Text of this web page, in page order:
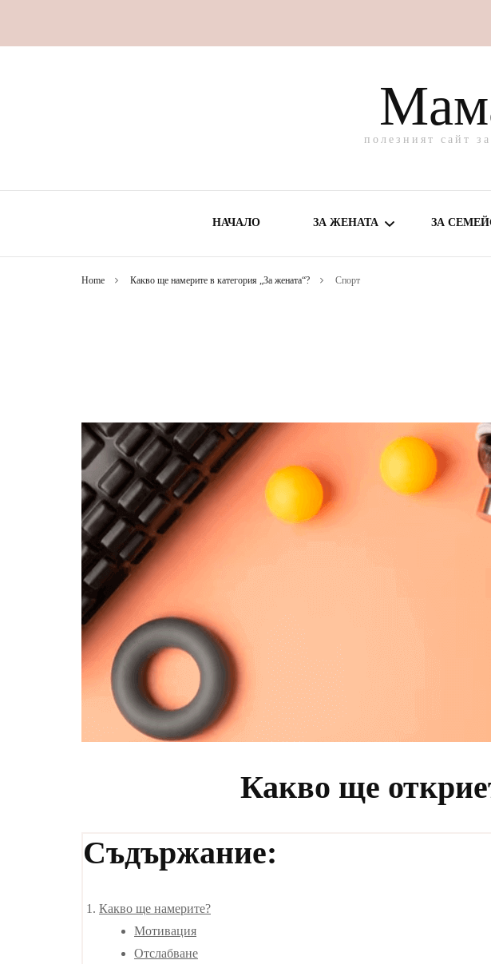
полезният сайт
НАЧАЛО ЗА ЖЕНАТА
СОЦИАЛЕН ЖИВОТ
ЗА
Home Какво ще намерите в категория „За жената“? Спорт
Какво ще
Съдържание:
Какво ще намерите?
Мотивация
Отслабване